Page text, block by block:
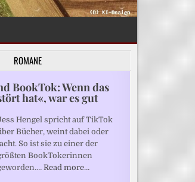
ROMANE
BookTok: Wenn das
hat«, war es gut
Hengel spricht auf TikTok
Bücher, weint dabei oder
So ist sie zu einer der
BookTokerinnen
Read more…